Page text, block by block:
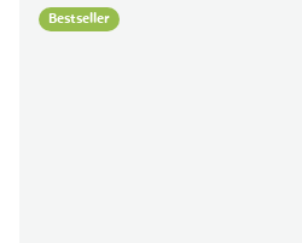
Bestseller